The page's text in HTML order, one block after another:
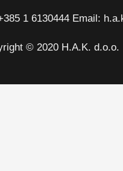
1 6130444 Email:
© 2020 H.A.K. d.o.o.